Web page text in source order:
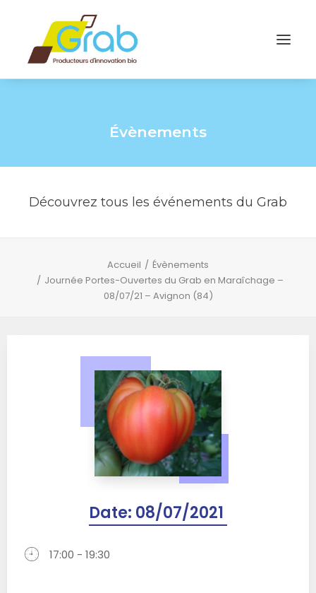
Évènements
Découvrez tous les événements du Grab
Accueil
Évènements
Journée Portes-Ouvertes du Grab en Maraîchage –
08/07/21 – Avignon (84)
Date: 08/07/2021
17:00 - 19:30